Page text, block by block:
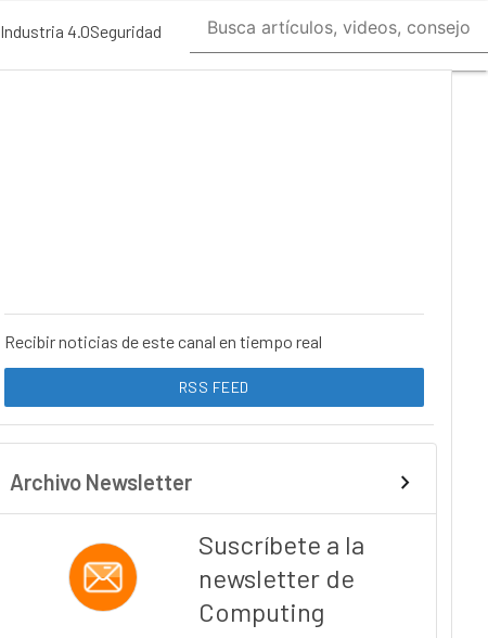
Industria 4.0Seguridad
Recibir noticias de este canal en tiempo real
RSS FEED
Archivo Newsletter
Suscríbete a la
newsletter de
Computing